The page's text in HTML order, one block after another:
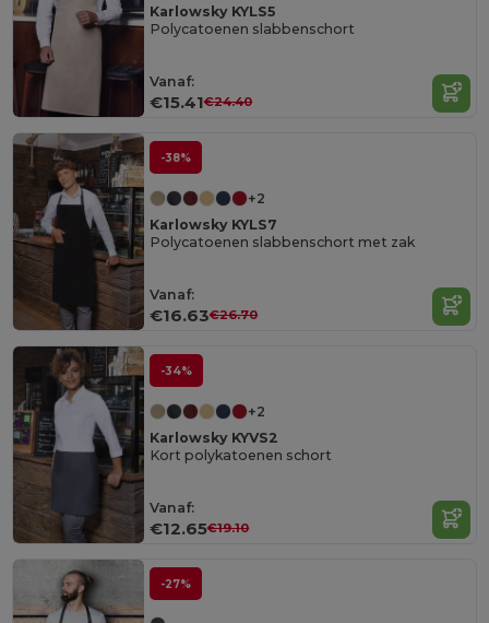
Karlowsky KYLS5
Polycatoenen slabbenschort
Vanaf:
€15.41€24.40
-38%
+2
Karlowsky KYLS7
Polycatoenen slabbenschort met zak
Vanaf:
€16.63€26.70
-34%
+2
Karlowsky KYVS2
Kort polykatoenen schort
Vanaf:
€12.65€19.10
-27%